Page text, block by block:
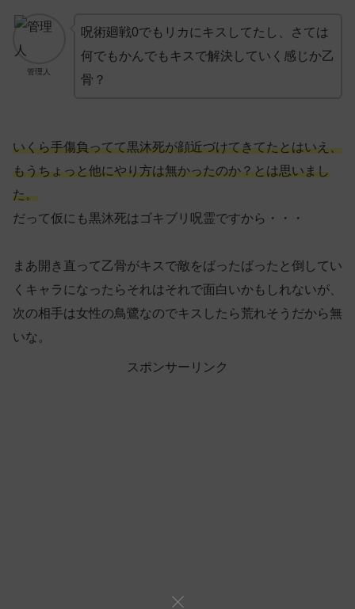
管理人
呪術廻戦0でもリカにキスしてたし、さては
何でもかんでもキスで解決していく感じか乙
骨？
いくら手傷負ってて黒沐死が顔近づけてきてたとはいえ、
もうちょっと他にやり方は無かったのか？とは思いまし
た。
だって仮にも黒沐死はゴキブリ呪霊ですから・・・
まあ開き直って乙骨がキスで敵をばったばったと倒してい
くキャラになったらそれはそれで面白いかもしれないが、
次の相手は女性の鳥鷺なのでキスしたら荒れそうだから無
いな。
スポンサーリンク